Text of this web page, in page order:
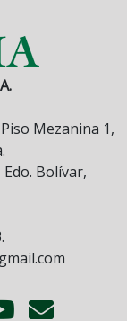
Mezanina 1,
Bolívar,